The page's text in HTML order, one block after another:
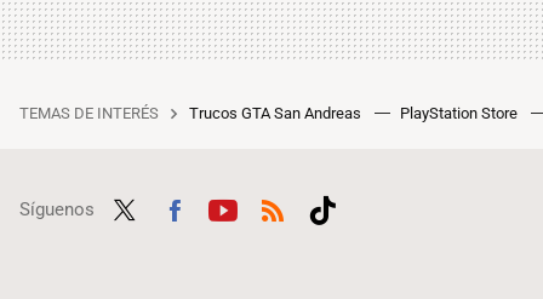
TEMAS DE INTERÉS Trucos GTA San Andreas PlayStation Store
Síguenos